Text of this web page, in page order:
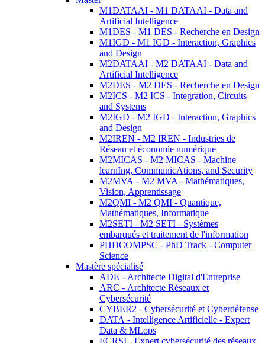
M1DATAAI - M1 DATAAI - Data and
Artificial Intelligence
M1DES - M1 DES - Recherche en Design
M1IGD - M1 IGD - Interaction, Graphics
and Design
M2DATAAI - M2 DATAAI - Data and
Artificial Intelligence
M2DES - M2 DES - Recherche en Design
M2ICS - M2 ICS - Integration, Circuits
and Systems
M2IGD - M2 IGD - Interaction, Graphics
and Design
M2IREN - M2 IREN - Industries de
Réseau et économie numérique
M2MICAS - M2 MICAS - Machine
learnIng, CommunicAtions, and Security
M2MVA - M2 MVA - Mathématiques,
Vision, Apprentissage
M2QMI - M2 QMI - Quantique,
Mathématiques, Informatique
M2SETI - M2 SETI - Systèmes
embarqués et traitement de l'information
PHDCOMPSC - PhD Track - Computer
Science
Mastère spécialisé
ADE - Architecte Digital d'Entreprise
ARC - Architecte Réseaux et
Cybersécurité
CYBER2 - Cybersécurité et Cyberdéfense
DATA - Intelligence Artificielle - Expert
Data & MLops
ECRSI - Expert cybersécurité des réseaux